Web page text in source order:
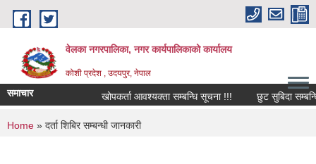
Skip to main content
वेलका नगरपालिका, नगर कार्यपालिकाको कार्यालय
कोशी प्रदेश , उदयपुर, नेपाल
समाचार खोपकर्ता आवश्यक्ता सम्बन्धि सूचना !!! छुट सुबिदा सम्बन्धि
You are here
Home » दर्ता शिबिर सम्बन्धी जानकारी